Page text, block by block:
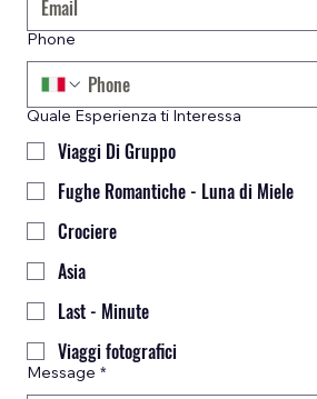
Phone
Quale Esperienza ti Interessa
Viaggi Di Gruppo
Fughe Romantiche - Luna di Miele
Crociere
Asia
Last - Minute
Viaggi fotografici
Message *